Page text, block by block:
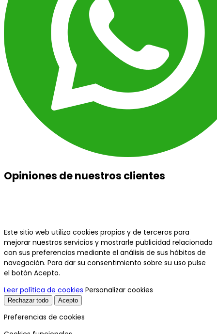
Opiniones de nuestros clientes
Este sitio web utiliza cookies propias y de terceros para
mejorar nuestros servicios y mostrarle publicidad relacionada
con sus preferencias mediante el análisis de sus hábitos de
navegación. Para dar su consentimiento sobre su uso pulse
el botón Acepto.
Leer política de cookies Personalizar cookies
Rechazar todo Acepto
Preferencias de cookies